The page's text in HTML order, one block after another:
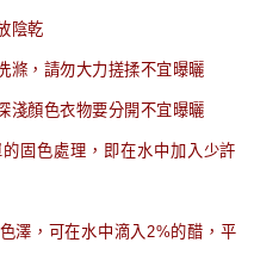
陰乾
滌，請勿大力搓揉不宜曝曬
淺顏色衣物要分開不宜曝曬
固色處理，即在水中加入少許
澤，可在水中滴入2%的醋，平